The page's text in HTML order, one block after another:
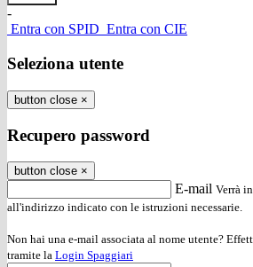
-
Entra con SPID Entra con CIE
Seleziona utente
button close ×
Recupero password
button close ×
E-mail Verrà
all'indirizzo indicato con le istruzioni necessarie.
Non hai una e-mail associata al nome utente?
tramite la Login Spaggiari